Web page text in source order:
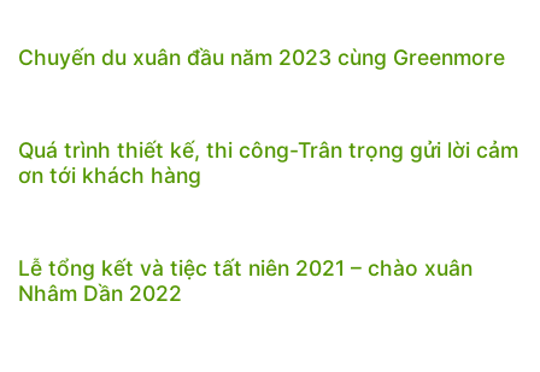
Chuyến du xuân đầu năm 2023 cùng Greenmore
Quá trình thiết kế, thi công-Trân trọng gửi lời cảm
ơn tới khách hàng
Lễ tổng kết và tiệc tất niên 2021 – chào xuân
Nhâm Dần 2022